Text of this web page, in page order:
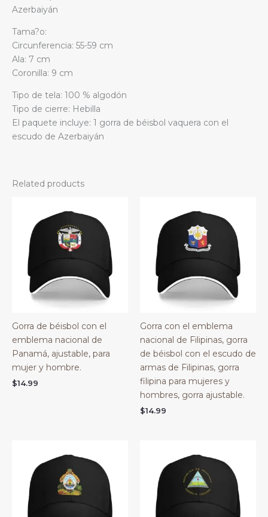
Azerbaiyán
Tama?o:
Circunferencia: 55-59 cm
Ala: 7 cm
Coronilla: 9 cm
Tipo de tela: 100 % algodón
Tipo de cierre: Hebilla
El paquete incluye: 1 gorra de béisbol vaquera con el
escudo de Azerbaiyán
Related products
Gorra de béisbol con el
emblema nacional de
Panamá, ajustable, para
mujer y hombre.
$14.99
Gorra con el emblema
nacional de Filipinas, gorra
de béisbol con el escudo de
armas de Filipinas, gorra
filipina para mujeres y
hombres, gorra ajustable.
$14.99